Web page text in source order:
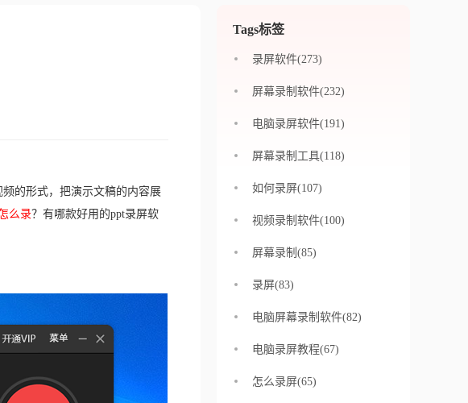
的形式，把演示文稿的内容展
么录？有哪款好用的ppt录屏软
Tags标签
录屏软件(273)
屏幕录制软件(232)
电脑录屏软件(191)
屏幕录制工具(118)
如何录屏(107)
视频录制软件(100)
屏幕录制(85)
录屏(83)
电脑屏幕录制软件(82)
电脑录屏教程(67)
怎么录屏(65)